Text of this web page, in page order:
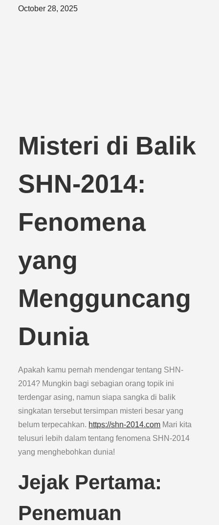
Posted
October 28, 2025
Misteri di Balik
SHN-2014:
Fenomena
yang
Mengguncang
Dunia
Apakah kamu pernah mendengar tentang SHN-
2014? Mungkin bagi sebagian orang topik ini
terdengar asing, namun siapa sangka di balik
singkatan tersebut tersimpan misteri besar yang
belum terpecahkan. https://shn-2014.com Mari kita
telusuri lebih dalam tentang fenomena SHN-2014
yang menghebohkan dunia!
Jejak Pertama:
Penemuan